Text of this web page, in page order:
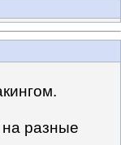
на разные